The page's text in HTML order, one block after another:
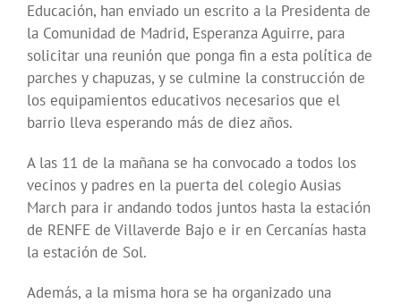
Educación, han enviado un escrito a la Presidenta de
la Comunidad de Madrid, Esperanza Aguirre, para
solicitar una reunión que ponga fin a esta política de
parches y chapuzas, y se culmine la construcción de
los equipamientos educativos necesarios que el
barrio lleva esperando más de diez años.
A las 11 de la mañana se ha convocado a todos los
vecinos y padres en la puerta del colegio Ausias
March para ir andando todos juntos hasta la estación
de RENFE de Villaverde Bajo e ir en Cercanías hasta
la estación de Sol.
Además, a la misma hora se ha organizado una